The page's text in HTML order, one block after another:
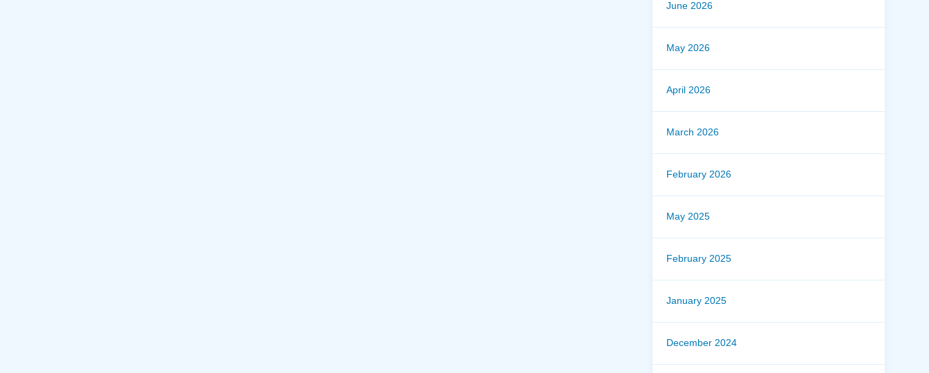
June 2026
May 2026
April 2026
March 2026
February 2026
May 2025
February 2025
January 2025
December 2024